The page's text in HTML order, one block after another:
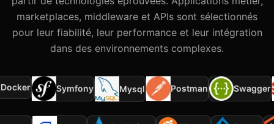
marketplaces, middleware et APIs sont sélectionnés
pour leur fiabilité, leur performance et leur intégration
dans des environnements complexes.
Symfony Mysql Postman Swagger